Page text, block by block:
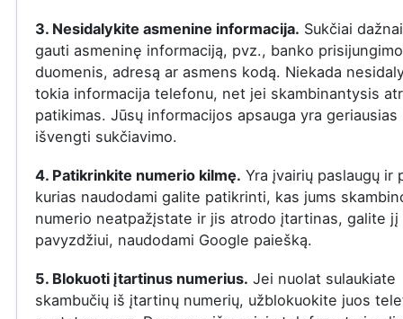
3. Nesidalykite asmenine informacija. Sukčiai
gauti asmeninę informaciją, pvz., banko prisijungimo
duomenis, adresą ar asmens kodą. Niekada
tokia informacija telefonu, net jei skambinantysis
patikimas. Jūsų informacijos apsauga yra geriausias
išvengti sukčiavimo.
4. Patikrinkite numerio kilmę. Yra įvairių paslaugų ir
kurias naudodami galite patikrinti, kas jums
numerio neatpažįstate ir jis atrodo įtartinas, galite
pavyzdžiui, naudodami Google paiešką.
5. Blokuoti įtartinus numerius. Jei nuolat sulaukiate
skambučių iš įtartinų numerių, užblokuokite juos